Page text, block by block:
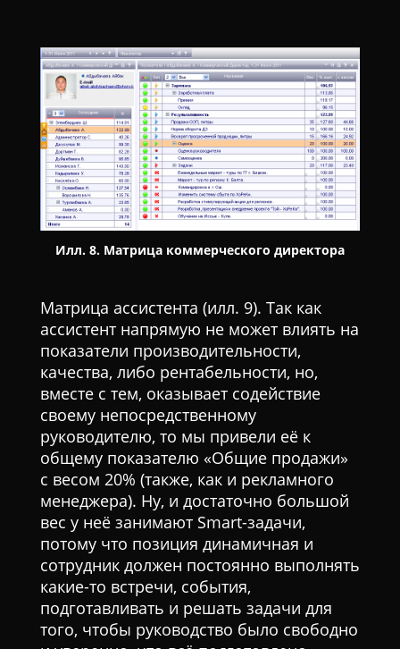
Илл. 8. Матрица коммерческого директора
Матрица ассистента (илл. 9). Так как
ассистент напрямую не может влиять на
показатели производительности,
качества, либо рентабельности, но,
вместе с тем, оказывает содействие
своему непосредственному
руководителю, то мы привели её к
общему показателю «Общие продажи»
с весом 20% (также, как и рекламного
менеджера). Ну, и достаточно большой
вес у неё занимают Smart-задачи,
потому что позиция динамичная и
сотрудник должен постоянно выполнять
какие-то встречи, события,
подготавливать и решать задачи для
того, чтобы руководство было свободно